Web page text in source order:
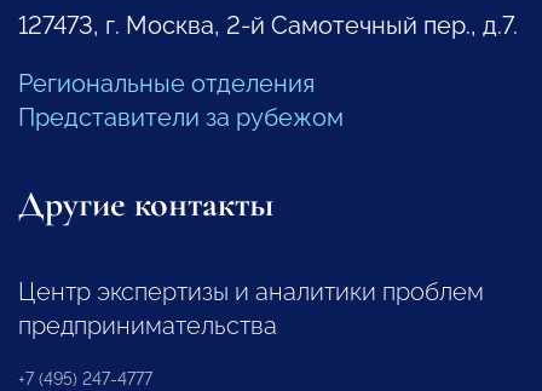
127473, г. Москва, 2-й Самотечный пер., д.7.
Региональные отделения
Представители за рубежом
Другие контакты
Центр экспертизы и аналитики проблем
предпринимательства
+7 (495) 247-4777